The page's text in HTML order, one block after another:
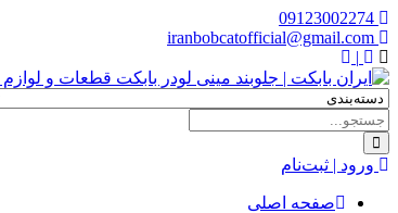
|
ورود | ثبت‌نام
صفحه اصلی